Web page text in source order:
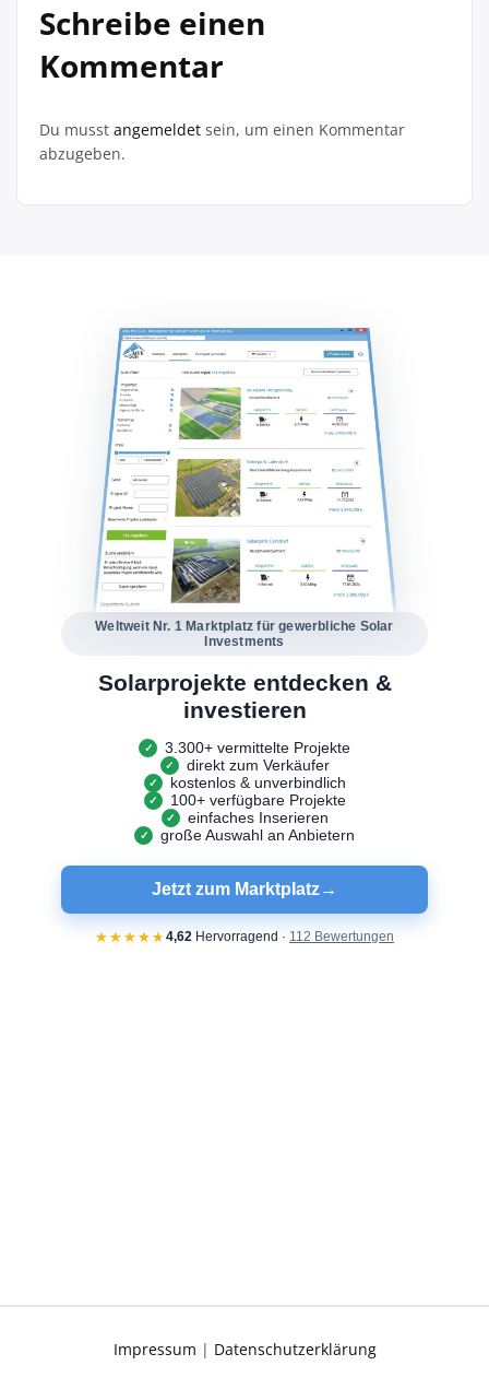
Schreibe einen
Kommentar
Du musst angemeldet sein, um einen Kommentar
abzugeben.
Impressum | Datenschutzerklärung